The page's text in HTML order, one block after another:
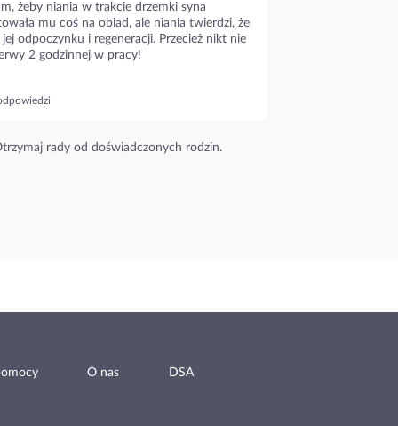
żeby niania w trakcie drzemki syna
mu coś na obiad, ale niania twierdzi, że
odpoczynku i regeneracji. Przecież nikt nie
2 godzinnej w pracy!
rady od doświadczonych rodzin.
O nas DSA